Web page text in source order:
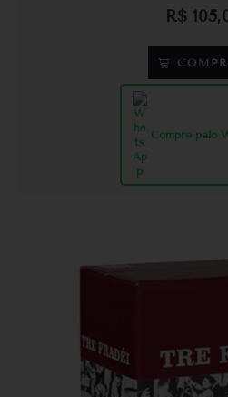
R$
Compre pelo